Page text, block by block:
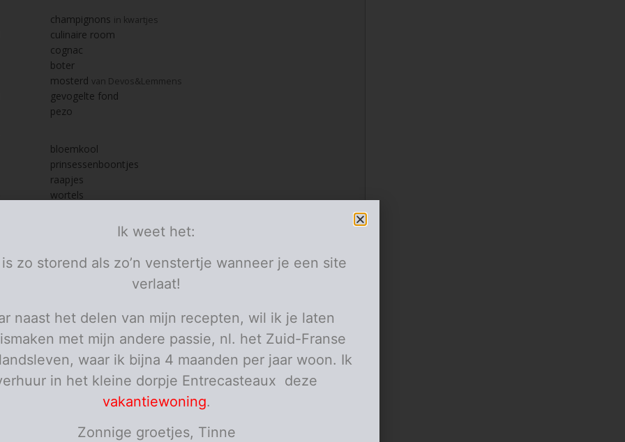
champignons in kwartjes
culinaire room
cognac
boter
mosterd van Devos&Lemmens
gevogelte fond
pezo
bloemkool
prinsessenboontjes
raapjes
wortels
verse kroketjes
al de groentjes zuiver en verdeel ze in stukjes naar keuze. Stoom elke
apart beetgaar en verfris direct onder koud stromend water. Laat goed
en doe ze allemaal samen in een ovenschaal tot verder gebruik.
Ik weet het:
zo storend als zo’n venstertje wanneer je een site
verlaat!
naast het delen van mijn recepten, wil ik je laten
met mijn andere passie, nl. het Zuid-Franse
waar ik bijna 4 maanden per jaar woon. Ik
in het kleine dorpje Entrecasteaux deze
vakantiewoning.
Zonnige groetjes, Tinne